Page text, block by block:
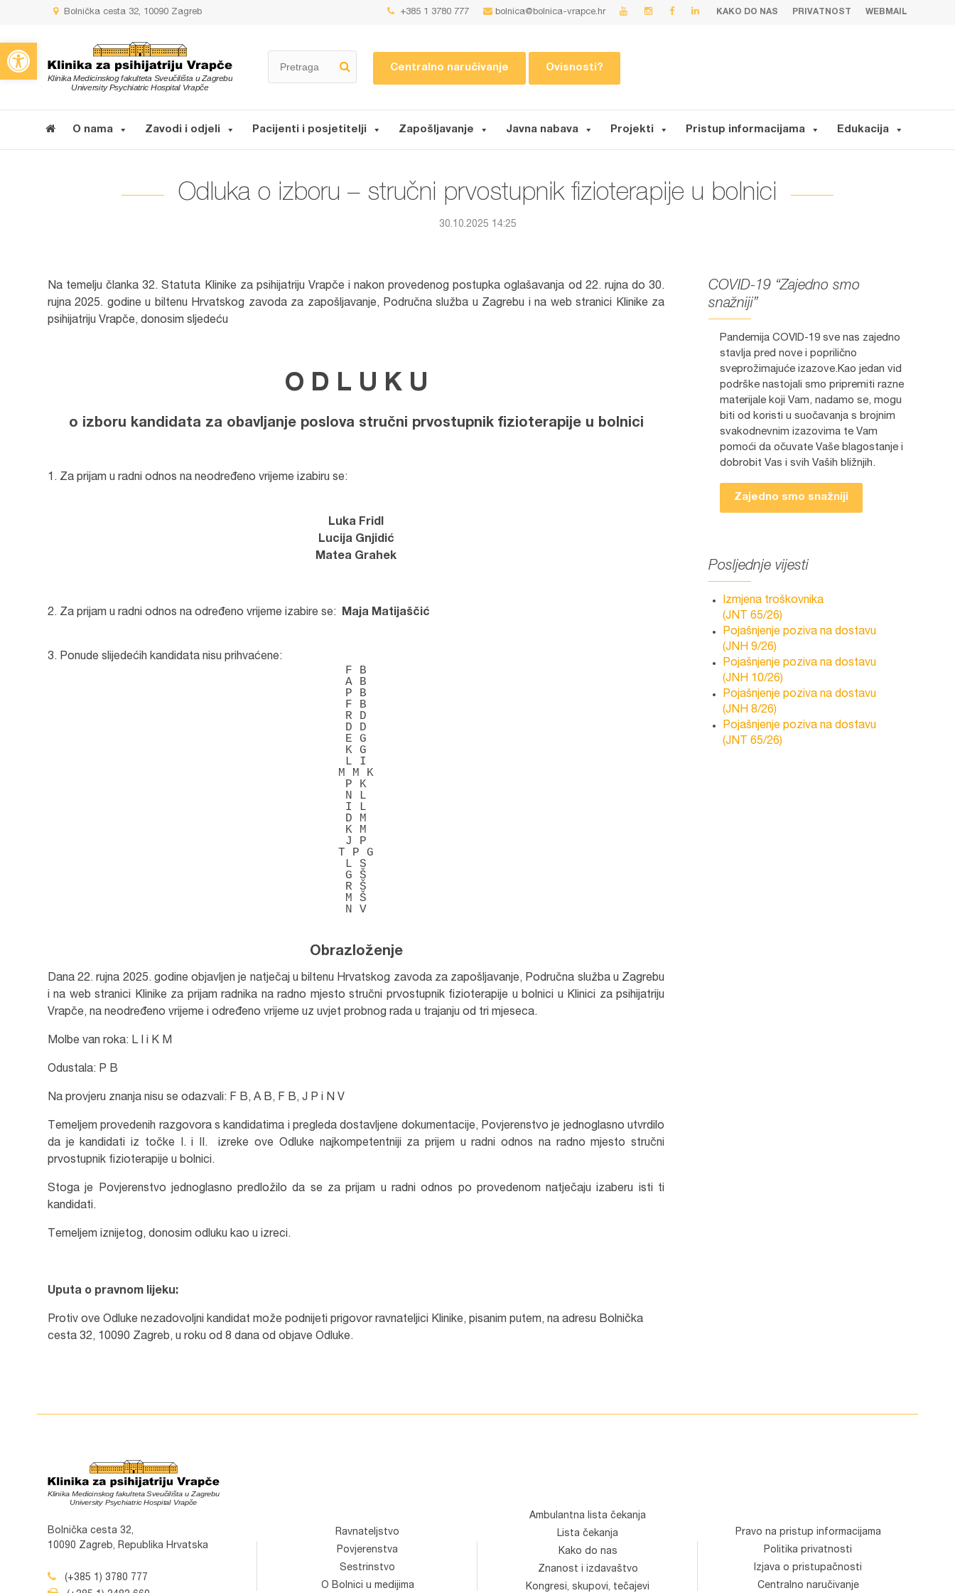
Open toolbar
Bolnička cesta 32, 10090 Zagreb +385 1 3780 777 bolnica@bolnica-vrapce.hr KAKO DO NAS PRIVATNOST WEBMAIL
Centralno naručivanje Ovisnosti?
O nama Zavodi i odjeli Pacijenti i posjetitelji Zapošljavanje Javna nabava Projekti Pristup informacijama Edukacija
Odluka o izboru – stručni prvostupnik fizioterapije u bolnici
30.10.2025 14:25
Na temelju članka 32. Statuta Klinike za psihijatriju Vrapče i nakon provedenog postupka oglašavanja od 22. rujna do 30.
rujna 2025. godine u biltenu Hrvatskog zavoda za zapošljavanje, Područna služba u Zagrebu i na web stranici Klinike za
psihijatriju Vrapče, donosim sljedeću
O D L U K U
o izboru kandidata za obavljanje poslova stručni prvostupnik fizioterapije u bolnici
Za prijam u radni odnos na neodređeno vrijeme izabiru se:
Luka Fridl
Lucija Gnjidić
Matea Grahek
Za prijam u radni odnos na određeno vrijeme izabire se: Maja Matijaščić
Ponude slijedećih kandidata nisu prihvaćene:
F B
A B
P B
F B
R D
D D
E G
K G
L I
M M K
P K
N L
I L
D M
K M
J P
T P G
L S
G Š
R Š
M Š
N V
Obrazloženje
Dana 22. rujna 2025. godine objavljen je natječaj u biltenu Hrvatskog zavoda za zapošljavanje, Područna služba u Zagrebu
i na web stranici Klinike za prijam radnika na radno mjesto stručni prvostupnik fizioterapije u bolnici u Klinici za psihijatriju
Vrapče, na neodređeno vrijeme i određeno vrijeme uz uvjet probnog rada u trajanju od tri mjeseca.
Molbe van roka: L I i K M
Odustala: P B
Na provjeru znanja nisu se odazvali: F B, A B, F B, J P i N V
Temeljem provedenih razgovora s kandidatima i pregleda dostavljene dokumentacije, Povjerenstvo je jednoglasno utvrdilo
da je kandidati iz točke I. i II. izreke ove Odluke najkompetentniji za prijem u radni odnos na radno mjesto stručni
prvostupnik fizioterapije u bolnici.
Stoga je Povjerenstvo jednoglasno predložilo da se za prijam u radni odnos po provedenom natječaju izaberu isti ti
kandidati.
Temeljem iznijetog, donosim odluku kao u izreci.
Uputa o pravnom lijeku:
Protiv ove Odluke nezadovoljni kandidat može podnijeti prigovor ravnateljici Klinike, pisanim putem, na adresu Bolnička
cesta 32, 10090 Zagreb, u roku od 8 dana od objave Odluke.
COVID-19 “Zajedno smo
snažniji”
Pandemija COVID-19 sve nas zajedno
stavlja pred nove i poprilično
sveprožimajuće izazove.Kao jedan vid
podrške nastojali smo pripremiti razne
materijale koji Vam, nadamo se, mogu
biti od koristi u suočavanja s brojnim
svakodnevnim izazovima te Vam
pomoći da očuvate Vaše blagostanje i
dobrobit Vas i svih Vaših bližnjih.
Zajedno smo snažniji
Posljednje vijesti
Izmjena troškovnika
(JNT 65/26)
Pojašnjenje poziva na dostavu
(JNH 9/26)
Pojašnjenje poziva na dostavu
(JNH 10/26)
Pojašnjenje poziva na dostavu
(JNH 8/26)
Pojašnjenje poziva na dostavu
(JNT 65/26)
Bolnička cesta 32,
10090 Zagreb, Republika Hrvatska
(+385 1) 3780 777
Ravnateljstvo
Povjerenstva
Sestrinstvo
O Bolnici u medijima
Ambulantna lista čekanja
Lista čekanja
Kako do nas
Znanost i izdavaštvo
Kongresi, skupovi, tečajevi
Pravo na pristup informacijama
Politika privatnosti
Izjava o pristupačnosti
Centralno naručivanje